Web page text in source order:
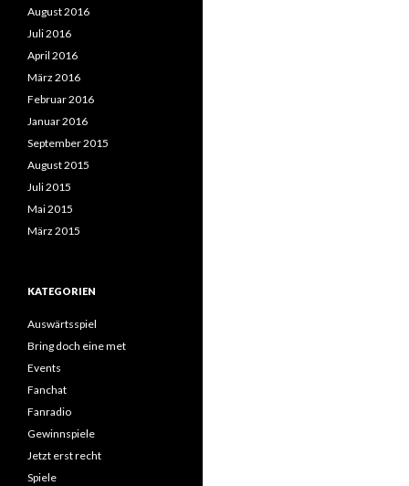
August 2016
Juli 2016
April 2016
März 2016
Februar 2016
Januar 2016
September 2015
August 2015
Juli 2015
Mai 2015
März 2015
KATEGORIEN
Auswärtsspiel
Bring doch eine met
Events
Fanchat
Fanradio
Gewinnspiele
Jetzt erst recht
Spiele